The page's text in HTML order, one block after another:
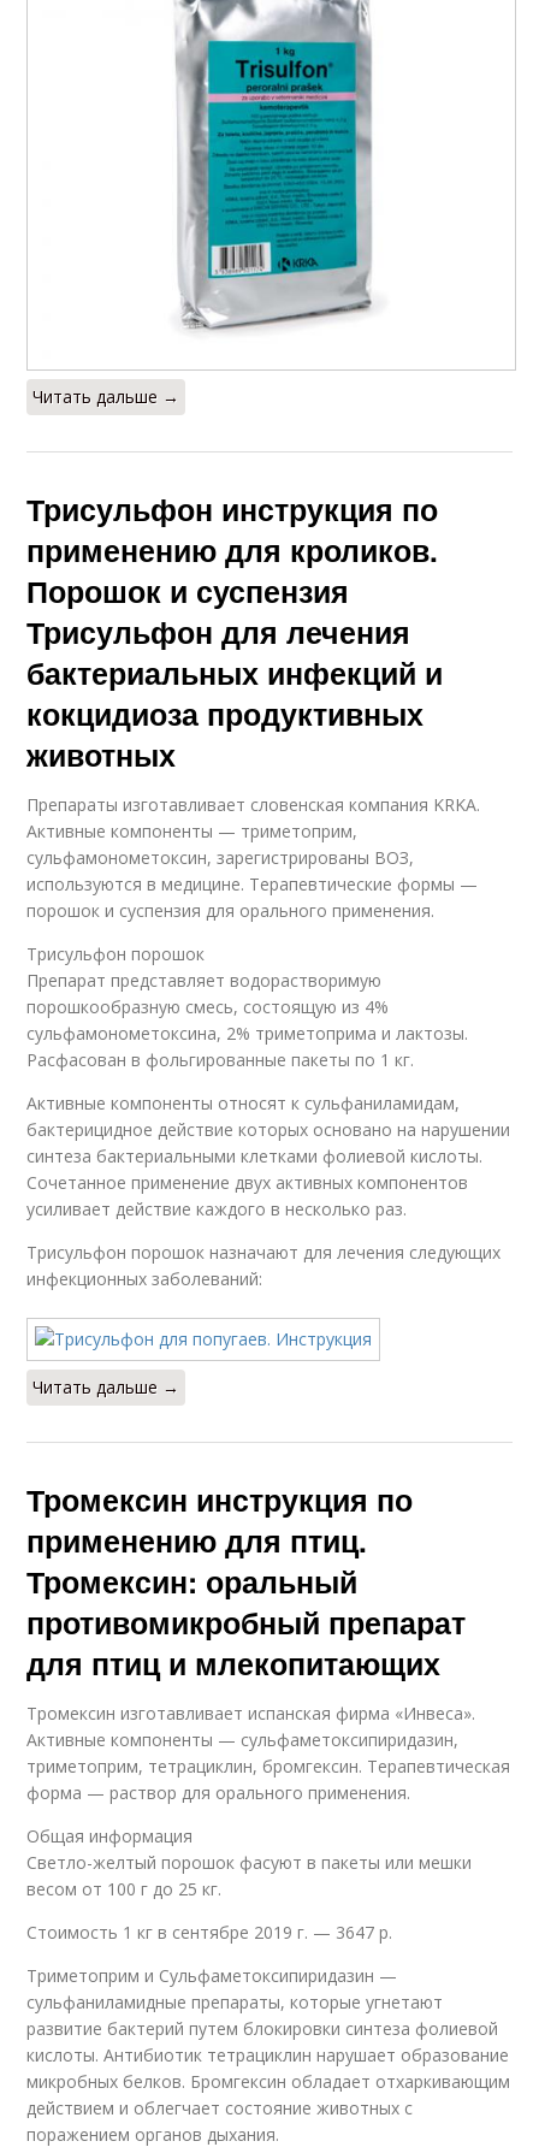
Читать дальше →
Трисульфон инструкция по
применению для кроликов.
Порошок и суспензия
Трисульфон для лечения
бактериальных инфекций и
кокцидиоза продуктивных
животных
Препараты изготавливает словенская компания KRKA.
Активные компоненты — триметоприм,
сульфамонометоксин, зарегистрированы ВОЗ,
используются в медицине. Терапевтические формы —
порошок и суспензия для орального применения.
Трисульфон порошок
Препарат представляет водорастворимую
порошкообразную смесь, состоящую из 4%
сульфамонометоксина, 2% триметоприма и лактозы.
Расфасован в фольгированные пакеты по 1 кг.
Активные компоненты относят к сульфаниламидам,
бактерицидное действие которых основано на нарушении
синтеза бактериальными клетками фолиевой кислоты.
Сочетанное применение двух активных компонентов
усиливает действие каждого в несколько раз.
Трисульфон порошок назначают для лечения следующих
инфекционных заболеваний:
Читать дальше →
Тромексин инструкция по
применению для птиц.
Тромексин: оральный
противомикробный препарат
для птиц и млекопитающих
Тромексин изготавливает испанская фирма «Инвеса».
Активные компоненты — сульфаметоксипиридазин,
триметоприм, тетрациклин, бромгексин. Терапевтическая
форма — раствор для орального применения.
Общая информация
Светло-желтый порошок фасуют в пакеты или мешки
весом от 100 г до 25 кг.
Стоимость 1 кг в сентябре 2019 г. — 3647 р.
Триметоприм и Сульфаметоксипиридазин —
сульфаниламидные препараты, которые угнетают
развитие бактерий путем блокировки синтеза фолиевой
кислоты. Антибиотик тетрациклин нарушает образование
микробных белков. Бромгексин обладает отхаркивающим
действием и облегчает состояние животных с
поражением органов дыхания.